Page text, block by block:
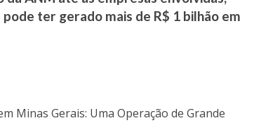
ter gerado mais de R$ 1 bilhão em
Minas Gerais: Uma Operação de Grande